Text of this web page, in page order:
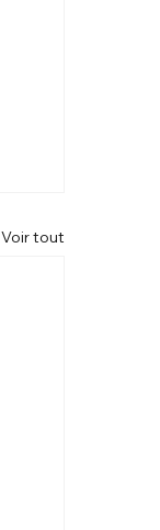
Voir tout